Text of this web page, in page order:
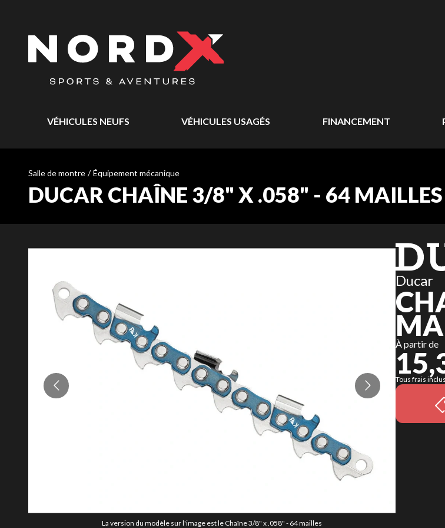
VÉHICULES NEUFS VÉHICULES USAGÉS FINANCEMENT
Salle de montre / Équipement mécanique
DUCAR CHAÎNE 3/8" X .058" - 64
La version du modèle sur l'image est le Chaîne 3/8" x .058" - 64 mailles
Ducar
À partir de
Tous frais inclus